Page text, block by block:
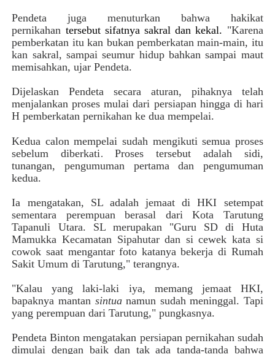
Pendeta juga menuturkan bahwa hakikat
pernikahan tersebut sifatnya sakral dan kekal. "Karena
pemberkatan itu kan bukan pemberkatan main-main, itu
kan sakral, sampai seumur hidup bahkan sampai maut
memisahkan, ujar Pendeta.
Dijelaskan Pendeta secara aturan, pihaknya telah
menjalankan proses mulai dari persiapan hingga di hari
H pemberkatan pernikahan ke dua mempelai.
Kedua calon mempelai sudah mengikuti semua proses
sebelum diberkati. Proses tersebut adalah sidi,
tunangan, pengumuman pertama dan pengumuman
kedua.
Ia mengatakan, SL adalah jemaat di HKI setempat
sementara perempuan berasal dari Kota Tarutung
Tapanuli Utara. SL merupakan "Guru SD di Huta
Mamukka Kecamatan Sipahutar dan si cewek kata si
cowok saat mengantar foto katanya bekerja di Rumah
Sakit Umum di Tarutung," terangnya.
"Kalau yang laki-laki iya, memang jemaat HKI,
bapaknya mantan sintuanamun sudah meninggal. Tapi
yang perempuan dari Tarutung," pungkasnya.
Pendeta Binton mengatakan persiapan pernikahan sudah
dimulai dengan baik dan tak ada tanda-tanda bahwa